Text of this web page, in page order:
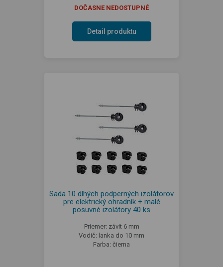
DOČASNE NEDOSTUPNÉ
Detail produktu
Sada 10 dlhých podperných izolátorov
pre elektrický ohradník + malé
posuvné izolátory 40 ks
Priemer: závit 6 mm
Vodič: lanka do 10 mm
Farba: čierna